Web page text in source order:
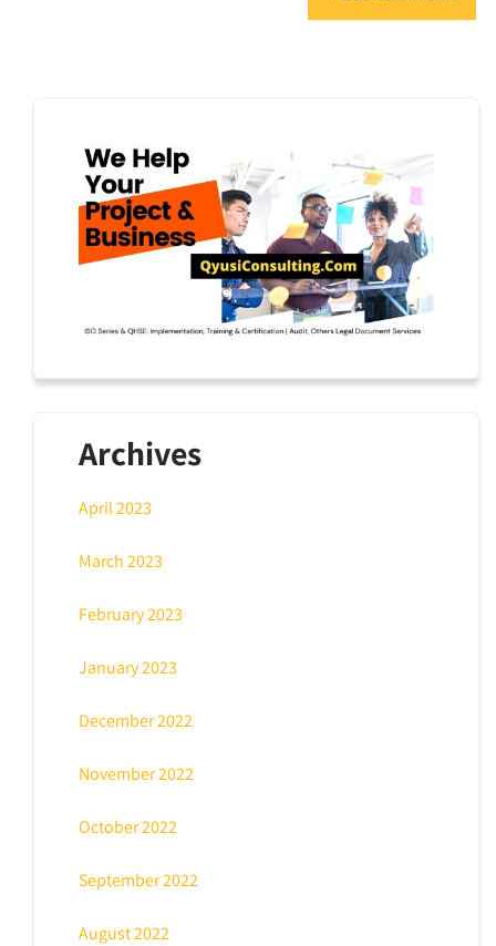
Archives
April 2023
March 2023
February 2023
January 2023
December 2022
November 2022
October 2022
September 2022
August 2022